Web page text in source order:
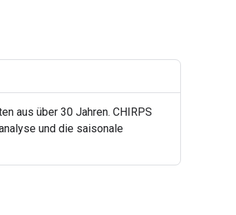
aus über 30 Jahren. CHIRPS
und die saisonale